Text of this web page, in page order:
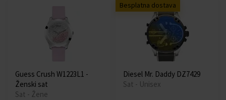
Guess Crush W1223L1 -
Ženski sat
Sat - Žene
Besplatna dostava
Diesel Mr. Daddy DZ7429
Sat - Unisex